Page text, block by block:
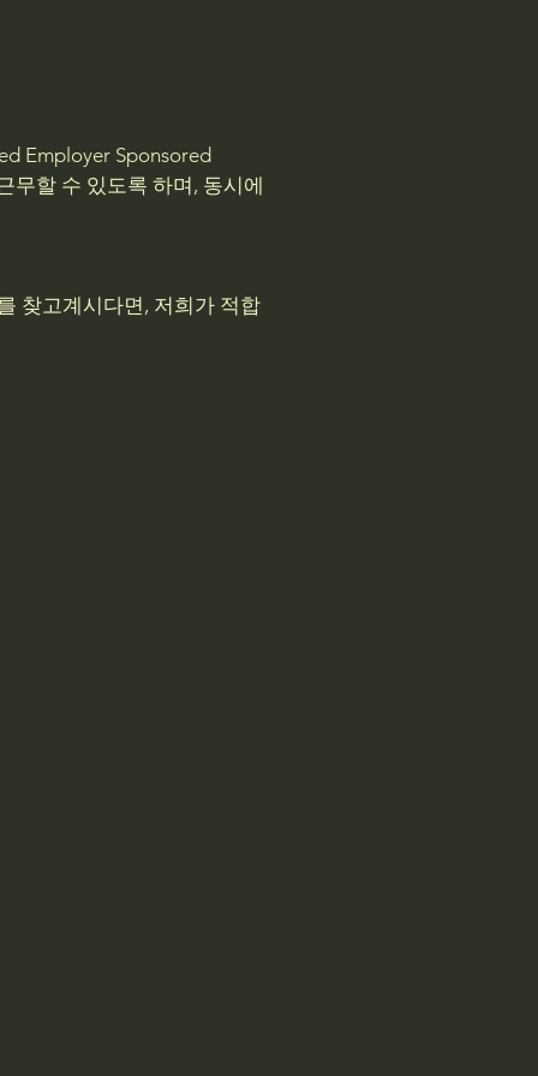
Employer Sponsored
무할 수 있도록 하며, 동시에
찾고계시다면, 저희가 적합